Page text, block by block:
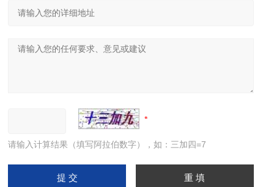
请输入计算结果（填写阿拉伯数字），如：三加四=7